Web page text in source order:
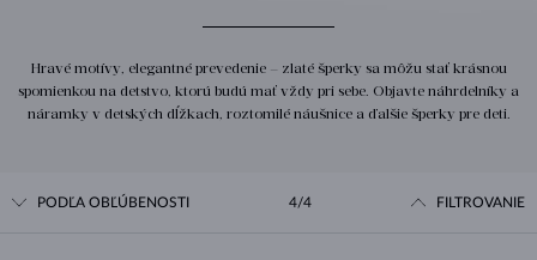
Hravé motívy, elegantné prevedenie – zlaté šperky sa môžu stať krásnou
spomienkou na detstvo, ktorú budú mať vždy pri sebe. Objavte náhrdelníky a
náramky v detských dĺžkach, roztomilé náušnice a ďalšie šperky pre deti.
PODĽA OBĽÚBENOSTI 4/4 FILTROVANIE